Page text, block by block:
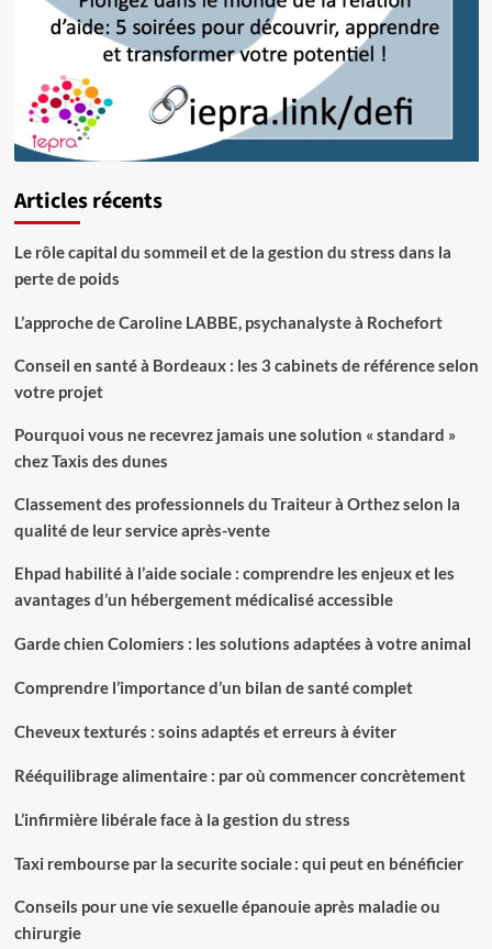
Articles récents
Le rôle capital du sommeil et de la gestion du stress dans la
perte de poids
L’approche de Caroline LABBE, psychanalyste à Rochefort
Conseil en santé à Bordeaux : les 3 cabinets de référence selon
votre projet
Pourquoi vous ne recevrez jamais une solution « standard »
chez Taxis des dunes
Classement des professionnels du Traiteur à Orthez selon la
qualité de leur service après-vente
Ehpad habilité à l’aide sociale : comprendre les enjeux et les
avantages d’un hébergement médicalisé accessible
Garde chien Colomiers : les solutions adaptées à votre animal
Comprendre l’importance d’un bilan de santé complet
Cheveux texturés : soins adaptés et erreurs à éviter
Rééquilibrage alimentaire : par où commencer concrètement
L’infirmière libérale face à la gestion du stress
Taxi rembourse par la securite sociale : qui peut en bénéficier
Conseils pour une vie sexuelle épanouie après maladie ou
chirurgie